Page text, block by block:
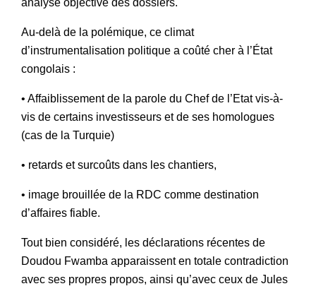
analyse objective des dossiers.
Au-delà de la polémique, ce climat
d’instrumentalisation politique a coûté cher à l’État
congolais :
• Affaiblissement de la parole du Chef de l’Etat vis-à-
vis de certains investisseurs et de ses homologues
(cas de la Turquie)
• retards et surcoûts dans les chantiers,
• image brouillée de la RDC comme destination
d’affaires fiable.
Tout bien considéré, les déclarations récentes de
Doudou Fwamba apparaissent en totale contradiction
avec ses propres propos, ainsi qu’avec ceux de Jules